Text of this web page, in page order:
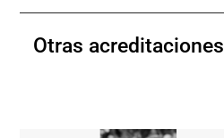
Otras acreditaciones